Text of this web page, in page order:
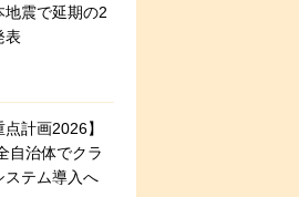
地震で延期の2
表
点計画2026】
自治体でクラ
ステム導入へ